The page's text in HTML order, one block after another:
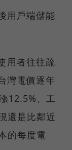
用戶端儲能
用者往往疏
灣電價逐年
12.5%、工
還是比鄰近
的每度電